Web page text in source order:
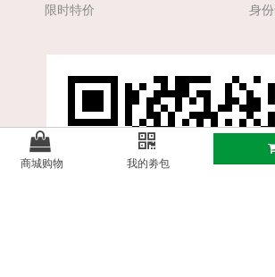
商城购物 我的劵包
限时特价
身